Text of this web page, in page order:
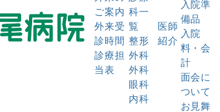
ご案内
外来受
診時間
診療担
当表
科一
覧
整形
外科
外科
眼科
内科
医師
紹介
入院準
備品
入院
料・会
計
面会に
ついて
お見舞